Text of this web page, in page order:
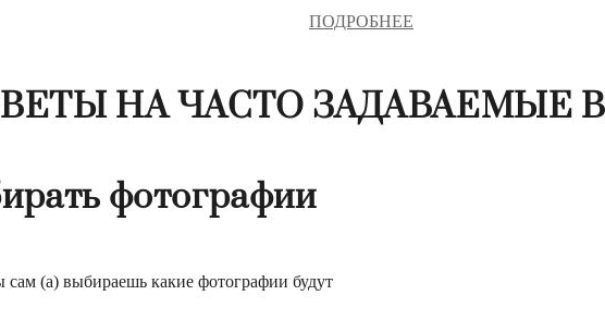
ПОДРОБНЕЕ
НА ЧАСТО ЗАДАВАЕМЫЕ
фотографии
(а) выбираешь какие фотографии будут